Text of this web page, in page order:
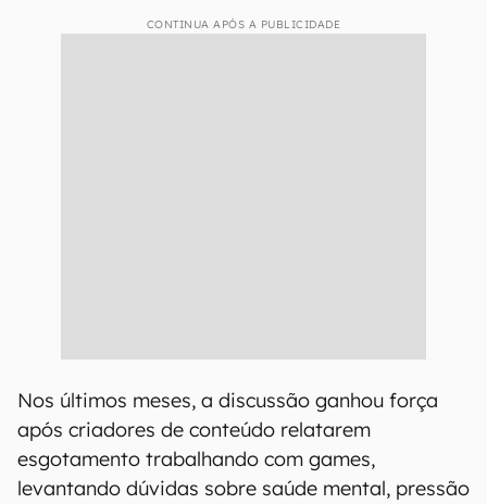
CONTINUA APÓS A PUBLICIDADE
Nos últimos meses, a discussão ganhou força
após criadores de conteúdo relatarem
esgotamento trabalhando com games,
levantando dúvidas sobre saúde mental, pressão